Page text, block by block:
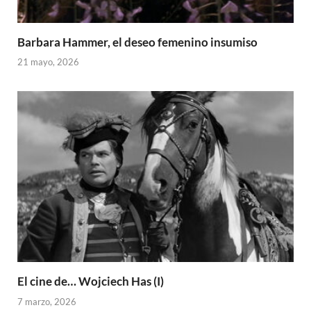
Barbara Hammer, el deseo femenino insumiso
21 mayo, 2026
El cine de… Wojciech Has (I)
7 marzo, 2026